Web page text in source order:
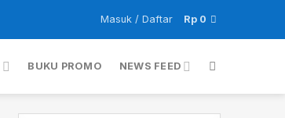
Masuk / Daftar Rp 0
BUKU PROMO NEWS FEED